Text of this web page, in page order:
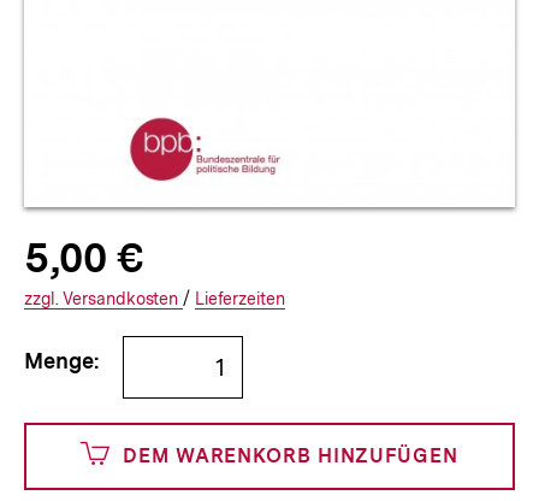
Allgemeine
Informationen
Produktpreis:
5,00 €5
€
und
500
Cents
zuzüglich
Versandkosten
Interner
Informationen
den
zzgl. zuzüglichen
Versandkosten / Interner
Informationen
Lieferzeiten
Bestellmenge
angeben
Menge:
DEM WARENKORB HINZUFÜGEN